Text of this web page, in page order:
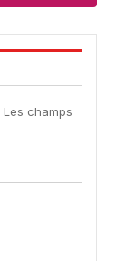
Les champs